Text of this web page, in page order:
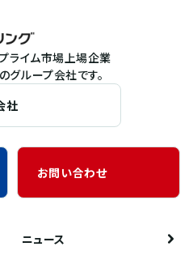
ライム市場上場企業
グループ会社です。
社
お問い合わせ
ニュース